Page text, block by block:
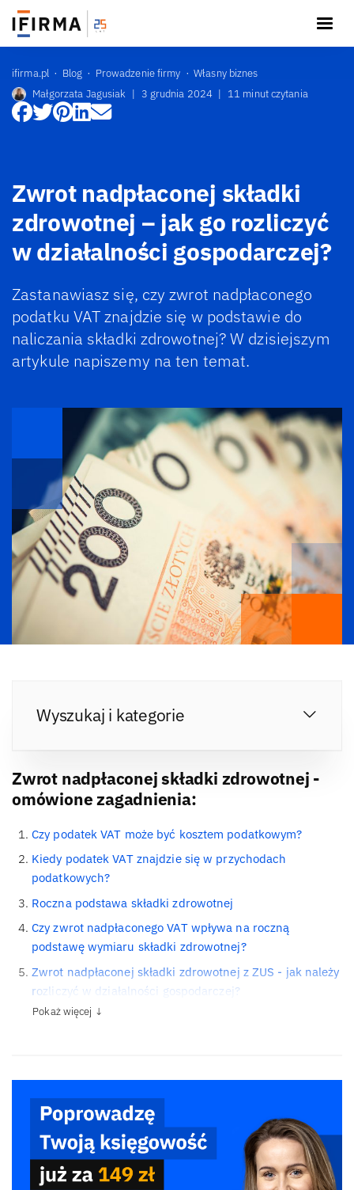
ifirma.pl Blog Prowadzenie firmy
Własny biznes
Małgorzata Jagusiak | 3 grudnia 2024 | 11 minut czytania
Zwrot nadpłaconej składki
zdrowotnej – jak go rozliczyć
w działalności gospodarczej?
Zastanawiasz się, czy zwrot nadpłaconego
podatku VAT znajdzie się w podstawie do
naliczania składki zdrowotnej? W dzisiejszym
artykule napiszemy na ten temat.
Wyszukaj i kategorie
Zwrot nadpłaconej składki zdrowotnej -
omówione zagadnienia:
Czy podatek VAT może być kosztem podatkowym?
Kiedy podatek VAT znajdzie się w przychodach
podatkowych?
Roczna podstawa składki zdrowotnej
Czy zwrot nadpłaconego VAT wpływa na roczną
podstawę wymiaru składki zdrowotnej?
Zwrot nadpłaconej składki zdrowotnej z ZUS - jak należy
rozliczyć w działalności gospodarczej?
Pokaż więcej ↓